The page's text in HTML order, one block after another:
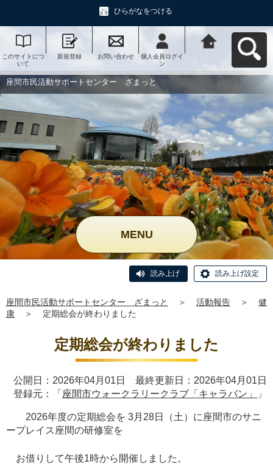
ひらがなをつける
このサイトにつ
いて
新規登録 お問い合わせ
個人会員ログイ
ン
ー ざまっとへ
座間市民活動サポートセンター ざまっと
MENU
読み上げ 読み上げ設定
座間市民活動サポートセンター ざまっと ＞ 活動報告 ＞
健
康
＞ 定期総会が終わりました
定期総会が終わりました
公開日：2026年04月01日 最終更新日：2026年04月01日
登録元：「 座間市ウォークラリークラブ「キャラバン」 」
2026年度の定期総会を 3月28日（土）に座間市のサニ
ープレイス座間の研修室を
お借りして午後1時から開催しました。